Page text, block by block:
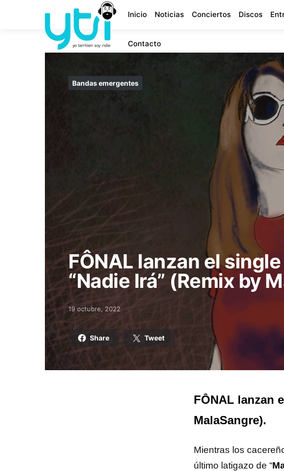
Inicio Noticias Conciertos Discos
Contacto
Bandas emergentes
FÔNAL lanzan el
“Nadie Irá” (Remix by
Posted on
19 octubre, 2022
Share Tweet
FÔNAL lanzan
MalaSangre).
Mientras los
último latigazo de “